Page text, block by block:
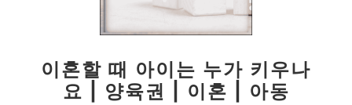
이혼할 때 아이는 누가 키우나
요 | 양육권 | 이혼 | 아동